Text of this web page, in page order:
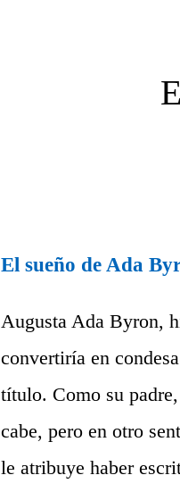
El sueño de Ada
Augusta Ada Byron,
convertiría en
título. Como su
cabe, pero en otro
le atribuye haber